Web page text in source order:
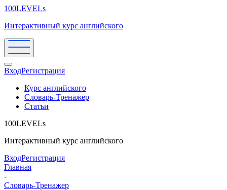
100LEVELs
Интерактивный курс английского
ВходРегистрация
Курс английского
Словарь-Тренажер
Статьи
100LEVELs
Интерактивный курс английского
ВходРегистрация
Главная
-
Словарь-Тренажер